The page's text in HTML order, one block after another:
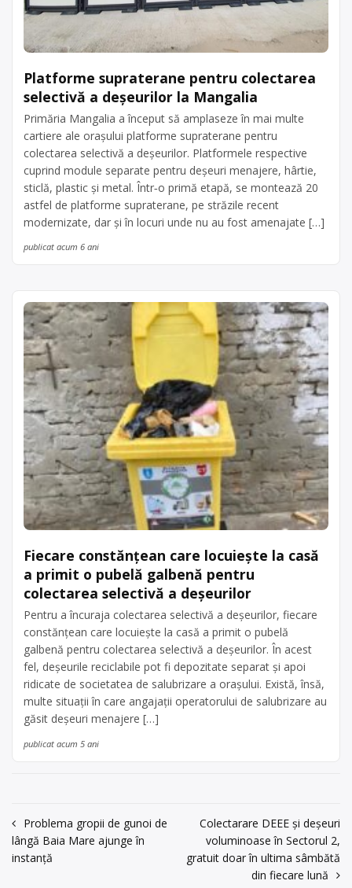
Platforme supraterane pentru colectarea
selectivă a deșeurilor la Mangalia
Primăria Mangalia a început să amplaseze în mai multe
cartiere ale orașului platforme supraterane pentru
colectarea selectivă a deșeurilor. Platformele respective
cuprind module separate pentru deșeuri menajere, hârtie,
sticlă, plastic și metal. Într‑o primă etapă, se montează 20
astfel de platforme supraterane, pe străzile recent
modernizate, dar și în locuri unde nu au fost amenajate […]
publicat acum 6 ani
Fiecare constănțean care locuiește la casă
a primit o pubelă galbenă pentru
colectarea selectivă a deșeurilor
Pentru a încuraja colectarea selectivă a deșeurilor, fiecare
constănțean care locuiește la casă a primit o pubelă
galbenă pentru colectarea selectivă a deșeurilor. În acest
fel, deșeurile reciclabile pot fi depozitate separat și apoi
ridicate de societatea de salubrizare a orașului. Există, însă,
multe situații în care angajații operatorului de salubrizare au
găsit deșeuri menajere […]
publicat acum 5 ani
Navigare
în
Problema gropii de gunoi de
lângă Baia Mare ajunge în
instanță
Colectarare DEEE și deșeuri
voluminoase în Sectorul 2,
gratuit doar în ultima sâmbătă
din fiecare lună